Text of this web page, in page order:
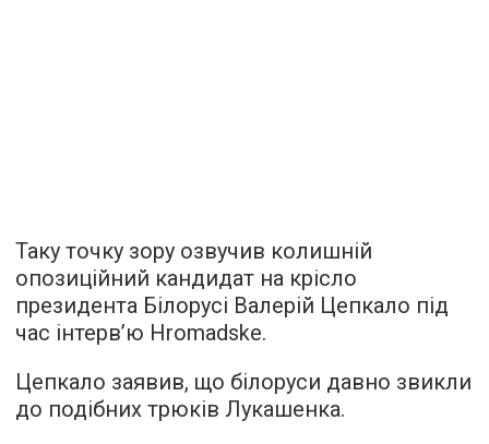
Таку точку зору озвучив колишній
опозиційний кандидат на крісло
президента Білорусі Валерій Цепкало під
час інтерв’ю Hromadske.
Цепкало заявив, що білоруси давно звикли
до подібних трюків Лукашенка.